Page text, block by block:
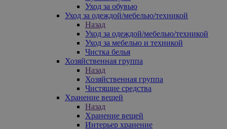
Уход за обувью
Уход за одеждой/мебелью/техникой
Назад
Уход за одеждой/мебелью/техникой
Уход за мебелью и техникой
Чистка белья
Хозяйственная группа
Назад
Хозяйственная группа
Чистящие средства
Хранение вещей
Назад
Хранение вещей
Интерьер хранение